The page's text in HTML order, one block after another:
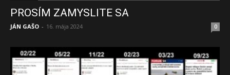
PROSÍM ZAMYSLITE SA
JÁN GAŠO - 16. mája 2024 0